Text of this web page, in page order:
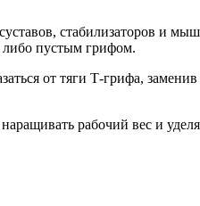
стабилизаторов и
либо пустым грифом.
от тяги Т-грифа,
рабочий вес и